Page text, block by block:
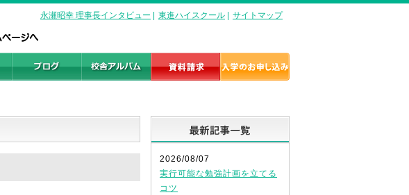
永瀬昭幸 理事長インタビュー 東進ハイスクール サイトマップ
2026/08/07
実行可能な勉強計画を立てる
コツ